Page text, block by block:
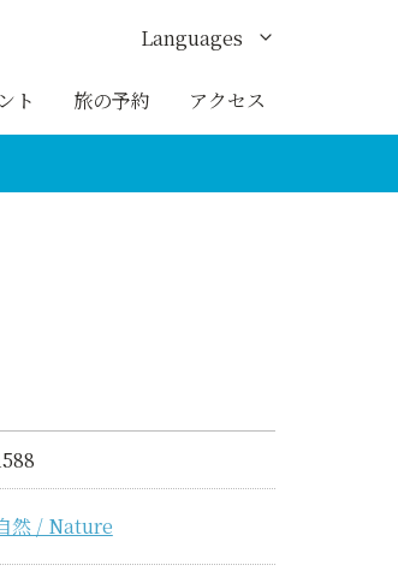
ト 旅の予約 アクセス
Languages
English
然 / Nature